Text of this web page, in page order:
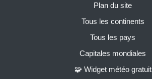
Plan du site
Tous les continents
Tous les pays
Capitales mondiales
🧩 Widget météo gratuit